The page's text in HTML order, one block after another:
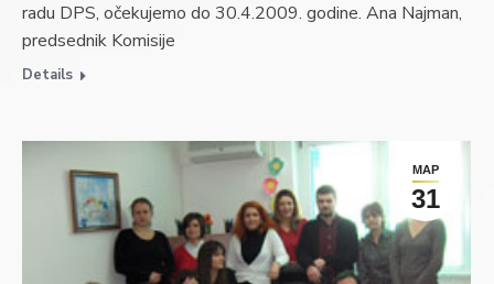
radu DPS, očekujemo do 30.4.2009. godine. Ana Najman,
predsednik Komisije
Details
МАР
31